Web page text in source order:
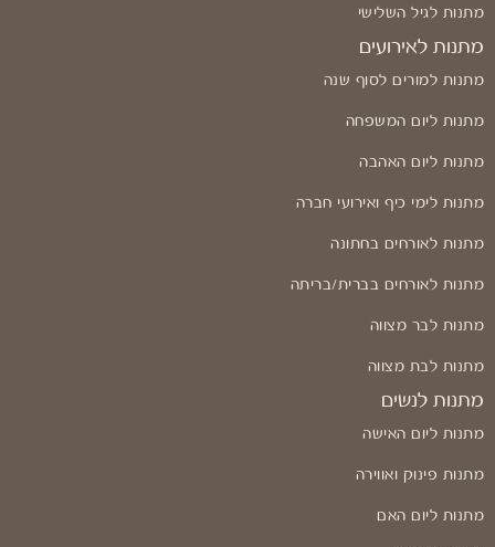
מתנות לגיל השלישי
מתנות לאירועים
מתנות למורים לסוף שנה
מתנות ליום המשפחה
מתנות ליום האהבה
מתנות לימי כיף ואירועי חברה
מתנות לאורחים בחתונה
מתנות לאורחים בברית/בריתה
מתנות לבר מצווה
מתנות לבת מצווה
מתנות לנשים
מתנות ליום האישה
מתנות פינוק ואווירה
מתנות ליום האם